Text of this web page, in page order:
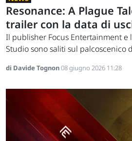
Resonance: A Plague
trailer con la data di
Il publisher Focus Entertainment e
Studio sono saliti sul palcoscenico
di Davide Tognon08 giugno 2026 11:28